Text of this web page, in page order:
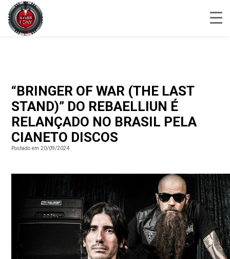
“BRINGER OF WAR (THE LAST
STAND)” DO REBAELLIUN É
RELANÇADO NO BRASIL PELA
CIANETO DISCOS
Postado em 20/09/2024